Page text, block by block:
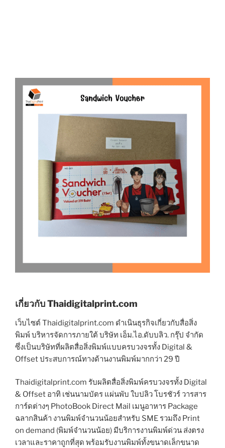
เกี่ยวกับ Thaidigitalprint.com
เว็บไซต์ Thaidigitalprint.com ดำเนินธุรกิจเกี่ยวกับสื่อสิ่ง
พิมพ์ บริหารจัดการภายใต้ บริษัท เอ็ม.ไอ.ดับบลิว. กรุ๊ป จำกัด
ซึ่งเป็นบริษัทที่ผลิตสื่อสิ่งพิมพ์แบบครบวงจรทั้ง Digital &
Offset ประสบการณ์ทางด้านงานพิมพ์มากกว่า 29 ปี
Thaidigitalprint.com รับผลิตสื่อสิ่งพิมพ์ครบวงจรทั้ง Digital
& Offset อาทิ เช่นนามบัตร แผ่นพับ ใบปลิว โบรชัวร์ วารสาร
การ์ดต่างๆ PhotoBook Direct Mail เมนูอาหาร Package
ฉลากสินค้า งานพิมพ์จำนวนน้อยสำหรับ SME รวมถึง Print
on demand (พิมพ์จำนวนน้อย) มีบริการงานพิมพ์ด่วน ส่งตรง
เวลาและราคาถูกที่สุด พร้อมรับงานพิมพ์ทั้งขนาดเล็กขนาด